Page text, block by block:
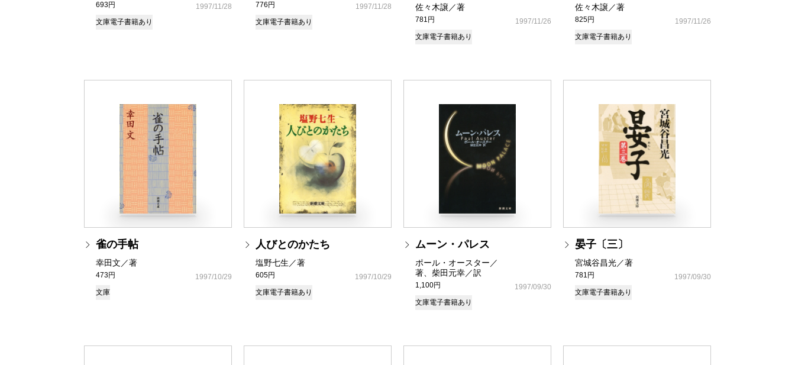
693円
1997/11/28
文庫電子書籍あり
776円
1997/11/28
文庫電子書籍あり
佐々木譲／著
781円
1997/11/26
文庫電子書籍あり
佐々木譲／著
825円
1997/11/26
文庫電子書籍あり
雀の手帖
幸田文／著
473円
1997/10/29
文庫
人びとのかたち
塩野七生／著
605円
1997/10/29
文庫電子書籍あり
ムーン・パレス
ポール・オースター／
著、柴田元幸／訳
1,100円
1997/09/30
文庫電子書籍あり
晏子〔三〕
宮城谷昌光／著
781円
1997/09/30
文庫電子書籍あり